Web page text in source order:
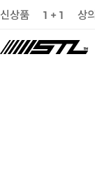
신상품 1 + 1 상의